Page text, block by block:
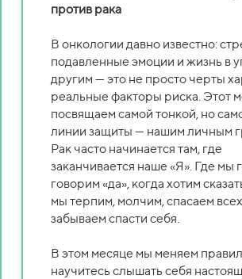
против рака
В онкологии давно известно:
подавленные эмоции и жизнь в
другим — это не просто черты
реальные факторы риска. Этот
посвящаем самой тонкой, но
линии защиты — нашим личным
Рак часто начинается там, где
заканчивается наше «Я». Где мы
говорим «да», когда хотим
мы терпим, молчим, спасаем
забываем спасти себя.
В этом месяце мы меняем
научитесь слышать себя